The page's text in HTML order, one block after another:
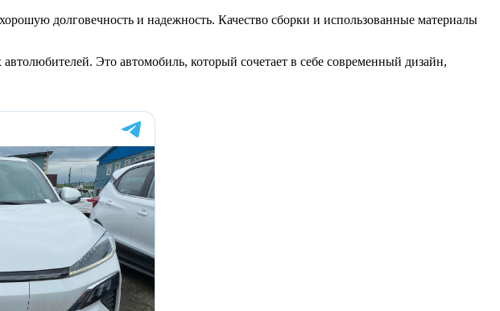
долговечность и надежность. Качество сборки и использованные материалы
Это автомобиль, который сочетает в себе современный дизайн,